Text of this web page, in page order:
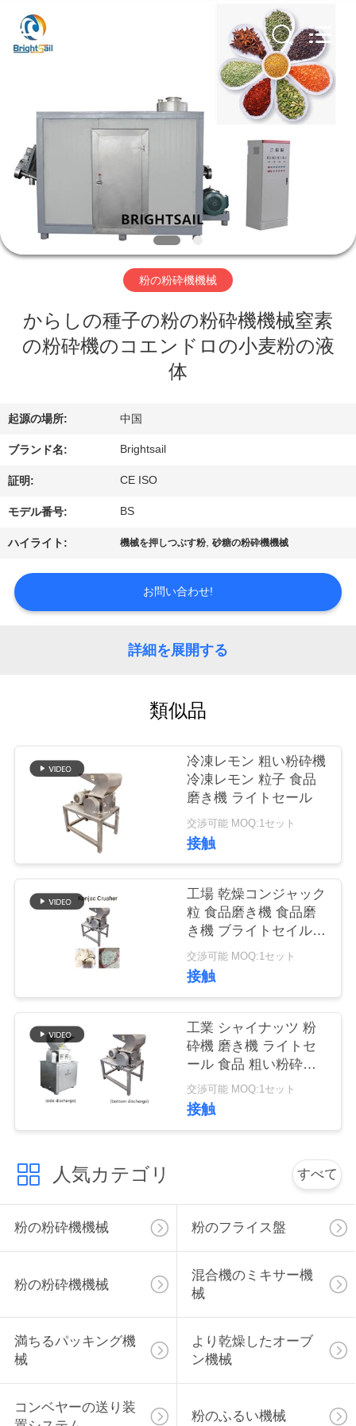
ロ
ク
ビ
デ
私
達
に
つ
い
て
行
管
達
さ
い
ニ
ー
ス
Jiangyin
Brightsail
粉の粉砕機機械
からしの種子の粉の粉砕機機械窒素
の粉砕機のコエンドロの小麦粉の液
体
起源の場所: 中国
ブランド名: Brightsail
証明: CE ISO
モデル番号: BS
ハイライト: 機械を押しつぶす粉,砂糖の粉砕機機械
お問い合わせ!
詳細を展開する
類似品
冷凍レモン 粗い粉砕機
冷凍レモン 粒子 食品
磨き機 ライトセール
交渉可能 MOQ:1セット
接触
工場 乾燥コンジャック
粒 食品磨き機 食品磨
き機 ブライトセイル
乾燥コンジャック粗末
粉砕機
交渉可能 MOQ:1セット
接触
工業 シャイナッツ 粉
砕機 磨き機 ライトセ
ール 食品 粗い粉砕機
粉末粒子の機械
交渉可能 MOQ:1セット
接触
人気カテゴリ すべて
粉の粉砕機機械 粉のフライス盤
粉の粉砕機機械
混合機のミキサー機
械
満ちるパッキング機
械
より乾燥したオーブ
ン機械
コンベヤーの送り装
粉のふるい機械